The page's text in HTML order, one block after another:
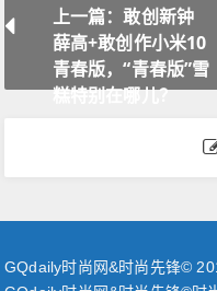
上一篇：敢创新钟
薛高+敢创作小米10
青春版，“青春版”雪
糕特别在哪儿？
GQdaily时尚网&时尚先锋©